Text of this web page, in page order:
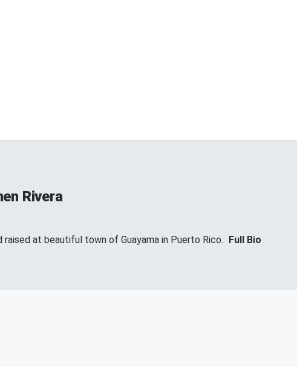
Rivera
raised at beautiful town of Guayama in Puerto Rico. Full Bio